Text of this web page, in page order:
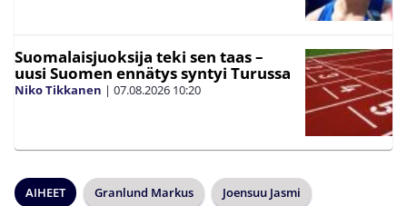
Suomalaisjuoksija teki sen taas –
uusi Suomen ennätys syntyi Turussa
Niko Tikkanen | 07.08.2026 10:20
AIHEET Granlund Markus Joensuu Jasmi